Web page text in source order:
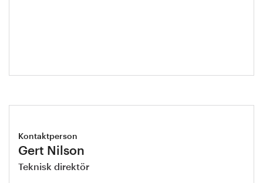
Kontaktperson
Gert Nilson
Teknisk direktör